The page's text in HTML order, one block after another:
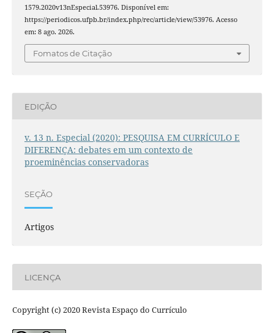
1579.2020v13nEspecial.53976. Disponível em:
https://periodicos.ufpb.br/index.php/rec/article/view/53976. Acesso
em: 8 ago. 2026.
Fomatos de Citação
EDIÇÃO
v. 13 n. Especial (2020): PESQUISA EM CURRÍCULO E
DIFERENÇA: debates em um contexto de
proeminências conservadoras
SEÇÃO
Artigos
LICENÇA
Copyright (c) 2020 Revista Espaço do Currículo